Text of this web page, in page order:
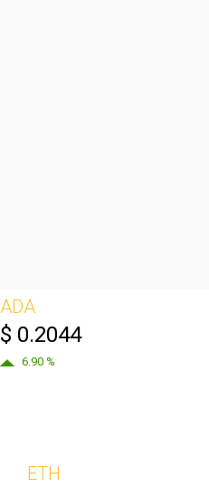
ADA
$ 0.2044
6.90 %
ETH